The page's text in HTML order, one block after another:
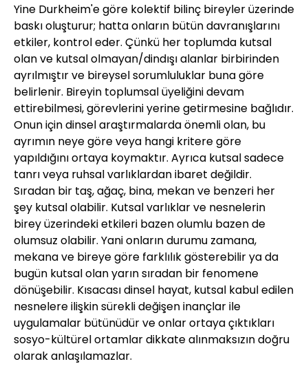
Yine Durkheim'e göre kolektif bilinç bireyler üzerinde
baskı oluşturur; hatta onların bütün davranışlarını
etkiler, kontrol eder. Çünkü her toplumda kutsal
olan ve kutsal olmayan/dindışı alanlar birbirinden
ayrılmıştır ve bireysel sorumluluklar buna göre
belirlenir. Bireyin toplumsal üyeliğini devam
ettirebilmesi, görevlerini yerine getirmesine bağlıdır.
Onun için dinsel araştırmalarda önemli olan, bu
ayrımın neye göre veya hangi kritere göre
yapıldığını ortaya koymaktır. Ayrıca kutsal sadece
tanrı veya ruhsal varlıklardan ibaret değildir.
Sıradan bir taş, ağaç, bina, mekan ve benzeri her
şey kutsal olabilir. Kutsal varlıklar ve nesnelerin
birey üzerindeki etkileri bazen olumlu bazen de
olumsuz olabilir. Yani onların durumu zamana,
mekana ve bireye göre farklılık gösterebilir ya da
bugün kutsal olan yarın sıradan bir fenomene
dönüşebilir. Kısacası dinsel hayat, kutsal kabul edilen
nesnelere ilişkin sürekli değişen inançlar ile
uygulamalar bütünüdür ve onlar ortaya çıktıkları
sosyo-kültürel ortamlar dikkate alınmaksızın doğru
olarak anlaşılamazlar.